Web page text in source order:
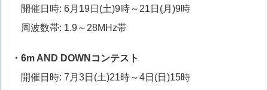
開催日時: 6月19日(土)9時～21日(月)9時
周波数帯: 1.9～28MHz帯
・ 6m AND DOWN コンテスト
開催日時: 7月3日(土)21時～4日(日)15時